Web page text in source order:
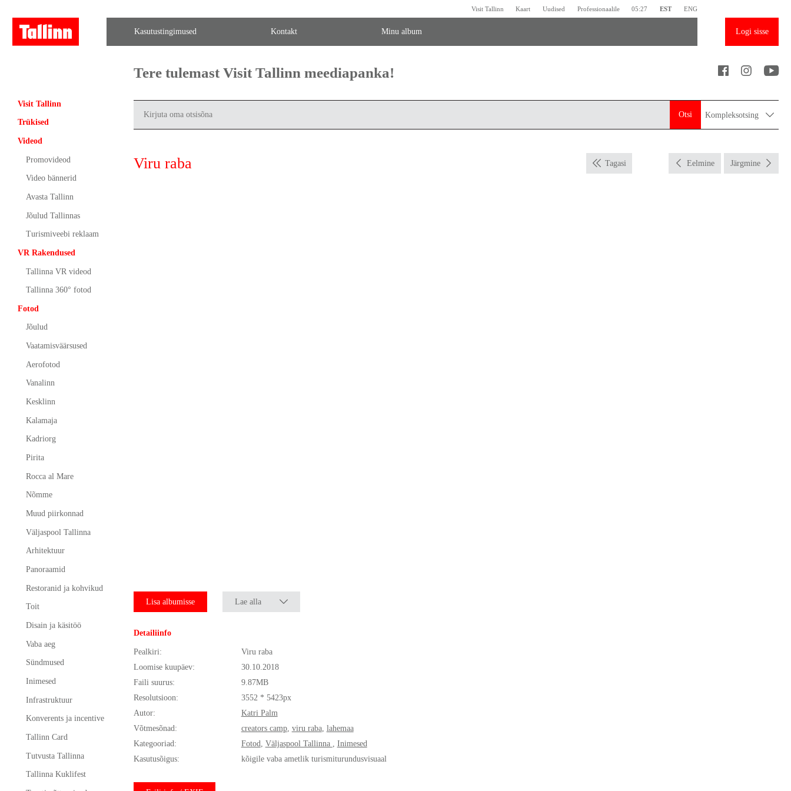
Visit Tallinn Kaart Uudised Professionaalile 05:27 EST ENG
Kasutustingimused Kontakt Minu album Logi sisse
Visit Tallinn
Trükised
Videod
Promovideod
Video bännerid
Avasta Tallinn
Jõulud Tallinnas
Turismiveebi reklaam
VR Rakendused
Tallinna VR videod
Tallinna 360° fotod
Fotod
Jõulud
Vaatamisväärsused
Aerofotod
Vanalinn
Kesklinn
Kalamaja
Kadriorg
Pirita
Rocca al Mare
Nõmme
Muud piirkonnad
Väljaspool Tallinna
Arhitektuur
Panoraamid
Restoranid ja kohvikud
Toit
Disain ja käsitöö
Vaba aeg
Sündmused
Inimesed
Infrastruktuur
Konverents ja incentive
Tallinn Card
Tutvusta Tallinna
Tallinna Kuklifest
Tere tulemast Visit Tallinn meediapanka!
Otsi Kompleksotsing
Viru raba Tagasi Eelmine Järgmine
Lisa albumisse Lae alla
Detailiinfo
Pealkiri:
Viru raba
Loomise kuupäev:
30.10.2018
Faili suurus:
9.87MB
Resolutsioon:
3552 * 5423px
Autor:
Katri Palm
Võtmesõnad:
creators camp, viru raba, lahemaa
Kategooriad:
Fotod Väljaspool Tallinna
Inimesed
Kasutusõigus:
kõigile vaba ametlik turismiturundusvisuaal